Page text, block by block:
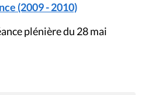
(2009 - 2010)
plénière du 28 mai